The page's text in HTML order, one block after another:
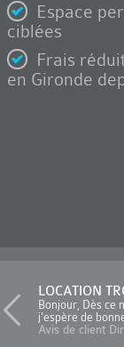
Espace
ciblées
Frais
en Gironde
LOCATION
Bonjour, Dès ce
j'espère de
Avis de client